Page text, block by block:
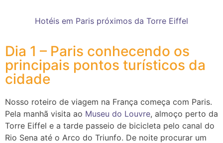
Hotéis em Paris próximos da Torre Eiffel
Dia 1 – Paris conhecendo os
principais pontos turísticos da
cidade
Nosso roteiro de viagem na França começa com Paris.
Pela manhã visita ao Museu do Louvre, almoço perto da
Torre Eiffel e a tarde passeio de bicicleta pelo canal do
Rio Sena até o Arco do Triunfo. De noite procurar um